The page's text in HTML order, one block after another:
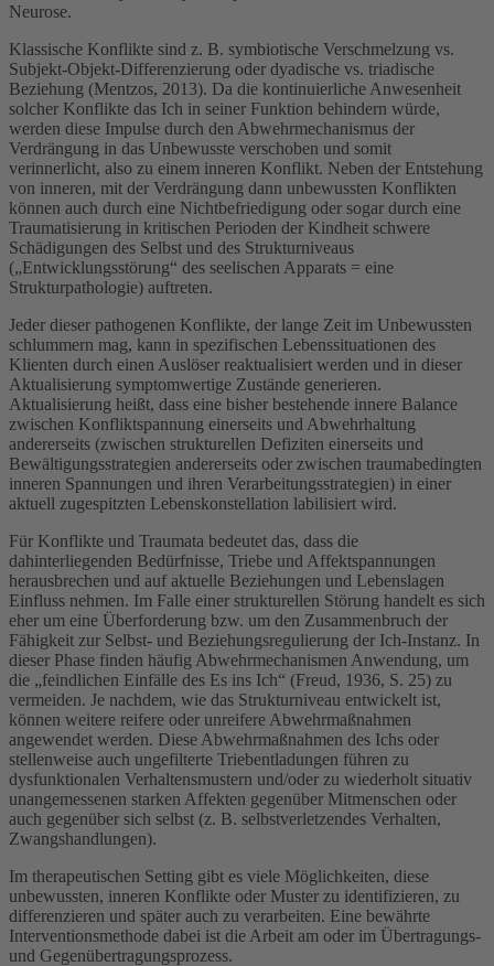
Neurose.
Klassische Konflikte sind z. B. symbiotische Verschmelzung vs.
Subjekt-Objekt-Differenzierung oder dyadische vs. triadische
Beziehung (Mentzos, 2013). Da die kontinuierliche Anwesenheit
solcher Konflikte das Ich in seiner Funktion behindern würde,
werden diese Impulse durch den Abwehrmechanismus der
Verdrängung in das Unbewusste verschoben und somit
verinnerlicht, also zu einem inneren Konflikt. Neben der Entstehung
von inneren, mit der Verdrängung dann unbewussten Konflikten
können auch durch eine Nichtbefriedigung oder sogar durch eine
Traumatisierung in kritischen Perioden der Kindheit schwere
Schädigungen des Selbst und des Strukturniveaus
(„Entwicklungsstörung“ des seelischen Apparats = eine
Strukturpathologie) auftreten.
Jeder dieser pathogenen Konflikte, der lange Zeit im Unbewussten
schlummern mag, kann in spezifischen Lebenssituationen des
Klienten durch einen Auslöser reaktualisiert werden und in dieser
Aktualisierung symptomwertige Zustände generieren.
Aktualisierung heißt, dass eine bisher bestehende innere Balance
zwischen Konfliktspannung einerseits und Abwehrhaltung
andererseits (zwischen strukturellen Defiziten einerseits und
Bewältigungsstrategien andererseits oder zwischen traumabedingten
inneren Spannungen und ihren Verarbeitungsstrategien) in einer
aktuell zugespitzten Lebenskonstellation labilisiert wird.
Für Konflikte und Traumata bedeutet das, dass die
dahinterliegenden Bedürfnisse, Triebe und Affektspannungen
herausbrechen und auf aktuelle Beziehungen und Lebenslagen
Einfluss nehmen. Im Falle einer strukturellen Störung handelt es sich
eher um eine Überforderung bzw. um den Zusammenbruch der
Fähigkeit zur Selbst- und Beziehungsregulierung der Ich-Instanz. In
dieser Phase finden häufig Abwehrmechanismen Anwendung, um
die „feindlichen Einfälle des Es ins Ich“ (Freud, 1936, S. 25) zu
vermeiden. Je nachdem, wie das Strukturniveau entwickelt ist,
können weitere reifere oder unreifere Abwehrmaßnahmen
angewendet werden. Diese Abwehrmaßnahmen des Ichs oder
stellenweise auch ungefilterte Triebentladungen führen zu
dysfunktionalen Verhaltensmustern und/oder zu wiederholt situativ
unangemessenen starken Affekten gegenüber Mitmenschen oder
auch gegenüber sich selbst (z. B. selbstverletzendes Verhalten,
Zwangshandlungen).
Im therapeutischen Setting gibt es viele Möglichkeiten, diese
unbewussten, inneren Konflikte oder Muster zu identifizieren, zu
differenzieren und später auch zu verarbeiten. Eine bewährte
Interventionsmethode dabei ist die Arbeit am oder im Übertragungs-
und Gegenübertragungsprozess.